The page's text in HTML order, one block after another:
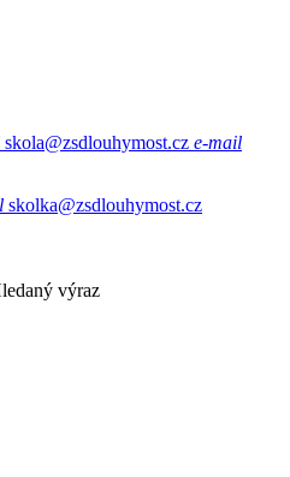
skola@zsdlouhymost.cz e-mail
skolka@zsdlouhymost.cz
výraz